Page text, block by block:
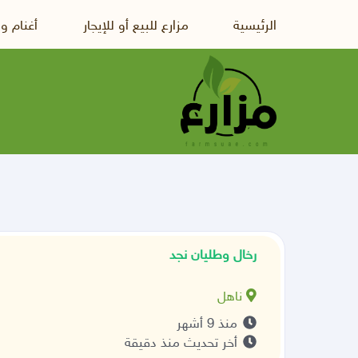
الرئيسية مزارع للبيع أو للإيجار أغنام
رخال وطليان نجد
ناهل
منذ 9 أشهر
أخر تحديث منذ دقيقة